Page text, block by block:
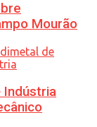
Mourão
Indústria